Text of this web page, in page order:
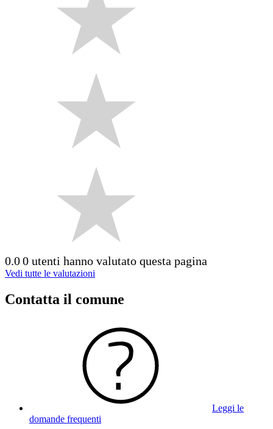
0.00 utenti hanno valutato questa pagina
Vedi tutte le valutazioni
Contatta il comune
Leggi le
domande frequenti